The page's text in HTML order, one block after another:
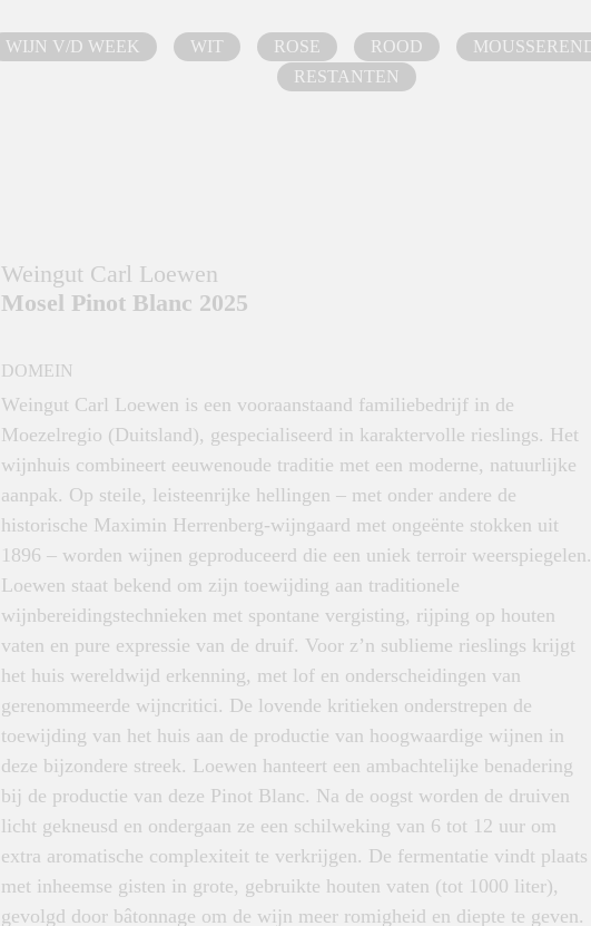
WIJN V/D WEEK WIT ROSE ROOD
RESTANTEN
Weingut Carl Loewen
Mosel Pinot Blanc 2025
DOMEIN
Weingut Carl Loewen is een vooraanstaand familiebedrijf in de
Moezelregio (Duitsland), gespecialiseerd in karaktervolle rieslings. Het
wijnhuis combineert eeuwenoude traditie met een moderne, natuurlijke
aanpak. Op steile, leisteenrijke hellingen – met onder andere de
historische Maximin Herrenberg-wijngaard met ongeënte stokken uit
1896 – worden wijnen geproduceerd die een uniek terroir weerspiegelen.
Loewen staat bekend om zijn toewijding aan traditionele
wijnbereidingstechnieken met spontane vergisting, rijping op houten
vaten en pure expressie van de druif. Voor z’n sublieme rieslings krijgt
het huis wereldwijd erkenning, met lof en onderscheidingen van
gerenommeerde wijncritici. De lovende kritieken onderstrepen de
toewijding van het huis aan de productie van hoogwaardige wijnen in
deze bijzondere streek. Loewen hanteert een ambachtelijke benadering
bij de productie van deze Pinot Blanc. Na de oogst worden de druiven
licht gekneusd en ondergaan ze een schilweking van 6 tot 12 uur om
extra aromatische complexiteit te verkrijgen. De fermentatie vindt plaats
met inheemse gisten in grote, gebruikte houten vaten (tot 1000 liter),
gevolgd door bâtonnage om de wijn meer romigheid en diepte te geven.